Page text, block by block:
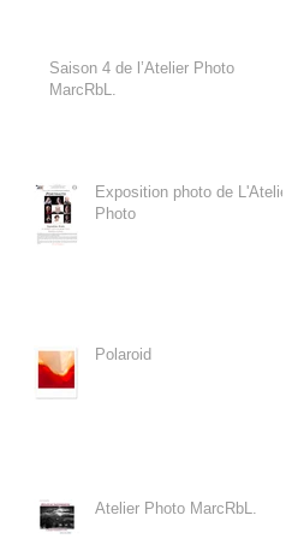
Saison 4 de l’Atelier Photo
MarcRbL.
Exposition photo de L'Atelier
Photo
Polaroid
Atelier Photo MarcRbL.